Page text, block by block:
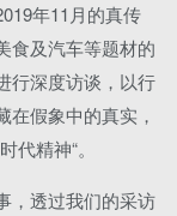
年11月的真传
食及汽车等题材的
行深度访谈，以行
假象中的真实，
代精神“。
，透过我们的采访